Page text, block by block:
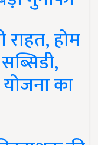
राहत, होम
का